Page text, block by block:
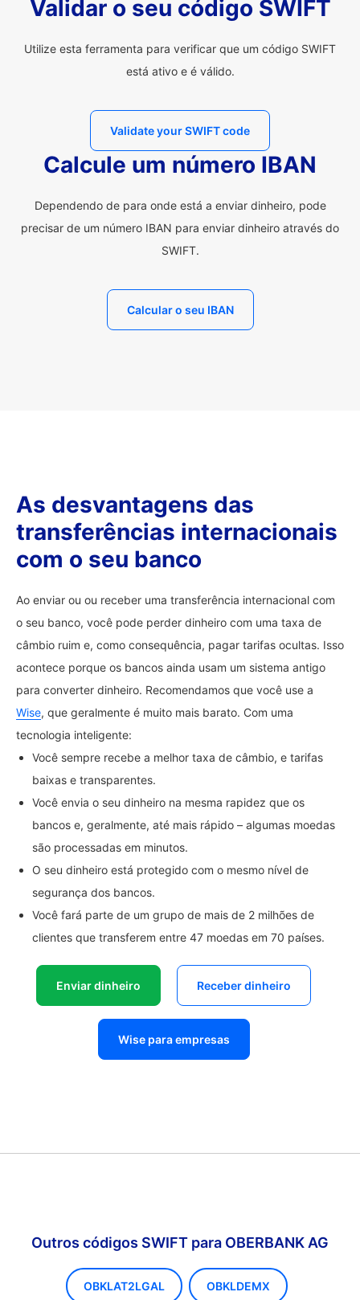
Validar o seu código SWIFT
Utilize esta ferramenta para verificar que um código SWIFT
está ativo e é válido.
Validate your SWIFT code
Calcule um número IBAN
Dependendo de para onde está a enviar dinheiro, pode
precisar de um número IBAN para enviar dinheiro através do
SWIFT.
Calcular o seu IBAN
As desvantagens das
transferências internacionais
com o seu banco
Ao enviar ou ou receber uma transferência internacional com
o seu banco, você pode perder dinheiro com uma taxa de
câmbio ruim e, como consequência, pagar tarifas ocultas. Isso
acontece porque os bancos ainda usam um sistema antigo
para converter dinheiro. Recomendamos que você use a
Wise, que geralmente é muito mais barato. Com uma
tecnologia inteligente:
Você sempre recebe a melhor taxa de câmbio, e tarifas
baixas e transparentes.
Você envia o seu dinheiro na mesma rapidez que os
bancos e, geralmente, até mais rápido – algumas moedas
são processadas em minutos.
O seu dinheiro está protegido com o mesmo nível de
segurança dos bancos.
Você fará parte de um grupo de mais de 2 milhões de
clientes que transferem entre 47 moedas em 70 países.
Enviar dinheiro Receber dinheiro
Wise para empresas
Outros códigos SWIFT para OBERBANK AG
OBKLAT2LGAL OBKLDEMX